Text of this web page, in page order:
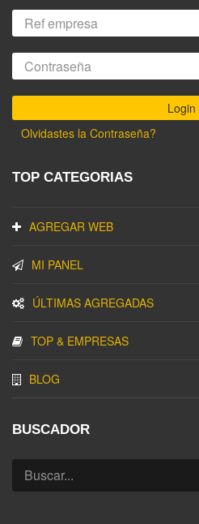
Olvidastes la Contraseña?
TOP CATEGORIAS
AGREGAR WEB
MI PANEL
ÚLTIMAS AGREGADAS
TOP & EMPRESAS
BLOG
BUSCADOR